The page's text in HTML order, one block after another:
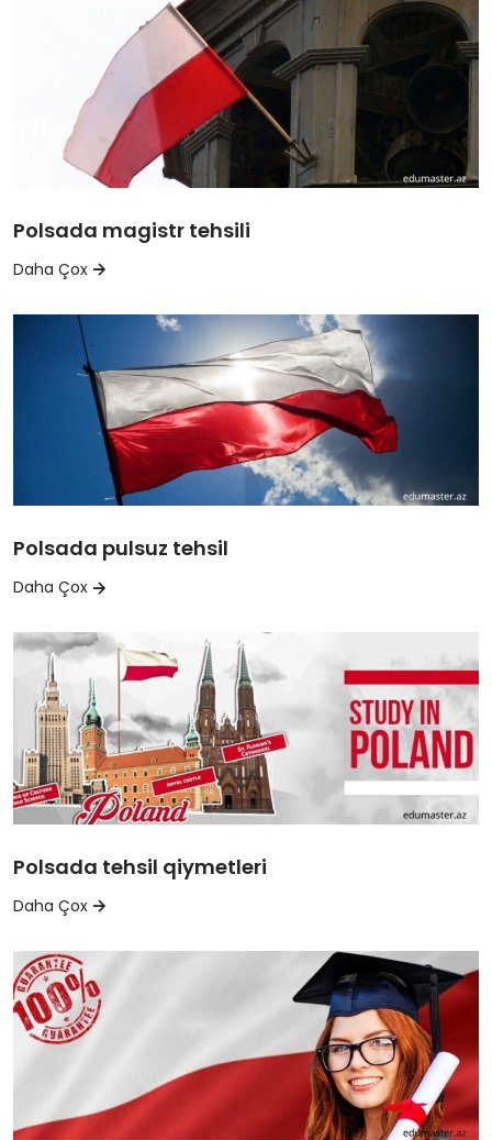
Polsada magistr tehsili
Daha Çox
Polsada pulsuz tehsil
Daha Çox
Polsada tehsil qiymetleri
Daha Çox